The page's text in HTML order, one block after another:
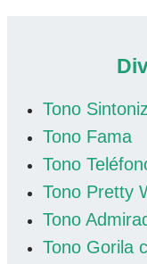
Tono
Tono Fama
Tono
Tono Pretty
Tono
Tono Gorila